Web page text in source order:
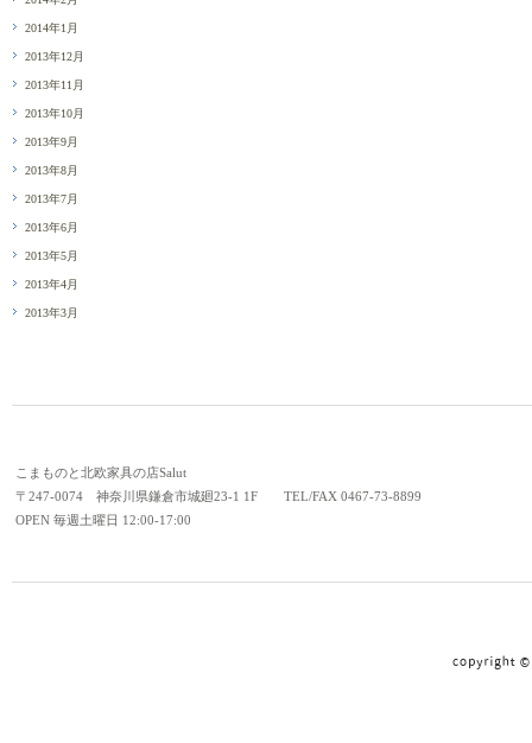
2014年1月
2013年12月
2013年11月
2013年10月
2013年9月
2013年8月
2013年7月
2013年6月
2013年5月
2013年4月
2013年3月
こまものと北欧家具の店Salut
〒247-0074 神奈川県鎌倉市城廻23-1 1F TEL/FAX 0467-73-8899
OPEN 毎週土曜日 12:00-17:00